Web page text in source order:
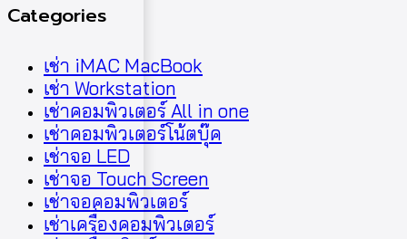
Categories
เช่า iMAC MacBook
เช่า Workstation
เช่าคอมพิวเตอร์ All in one
เช่าคอมพิวเตอร์โน้ตบุ๊ค
เช่าจอ LED
เช่าจอ Touch Screen
เช่าจอคอมพิวเตอร์
เช่าเครื่องคอมพิวเตอร์